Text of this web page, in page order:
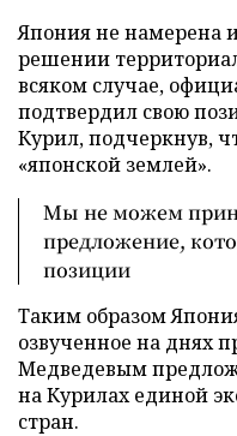
Япония не намерена
решении
всяком случае,
подтвердил свою
Курил, подчеркнув,
«японской землей».
Мы не можем
предложение,
позиции
Таким образом
озвученное на днях
Медведевым
на Курилах единой
стран.